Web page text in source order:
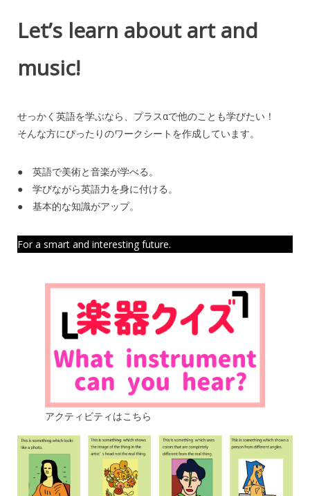
Let’s learn about art and
music!
せっかく英語を学ぶなら、プラスαで他のことも学びたい！
そんな方にぴったりのワークシートを作成しています。
● 英語で美術と音楽が学べる。
● 学びながら英語力を身に付ける。
● 基本的な知識がアップ。
For a smart and interesting future.
アクティビティはこちら